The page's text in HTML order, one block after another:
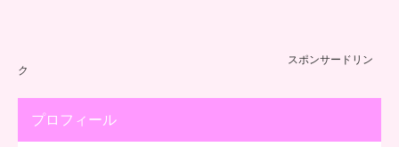
スポンサードリン
ク
プロフィール